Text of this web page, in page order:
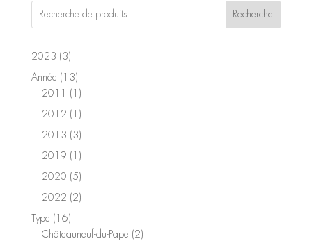
Recherche
2023 33
produits
Année 1313
produits
2011
1
produit
2012
1
produit
2013 33
produits
2019
1
produit
2020 55
produits
2022 22
Type 1616
produits
Châteauneuf-du-Pape 22